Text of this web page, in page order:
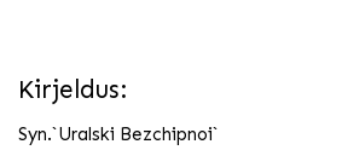
Kirjeldus:
Syn.`Uralski Bezchipnoi`